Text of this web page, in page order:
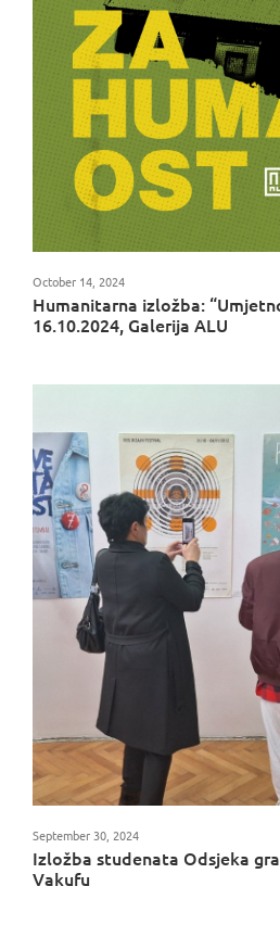
Humanitarna izložba:
16.10.2024, Galerija ALU
October 14, 2024
Izložba studenata Odsjeka
Vakufu
September 30, 2024